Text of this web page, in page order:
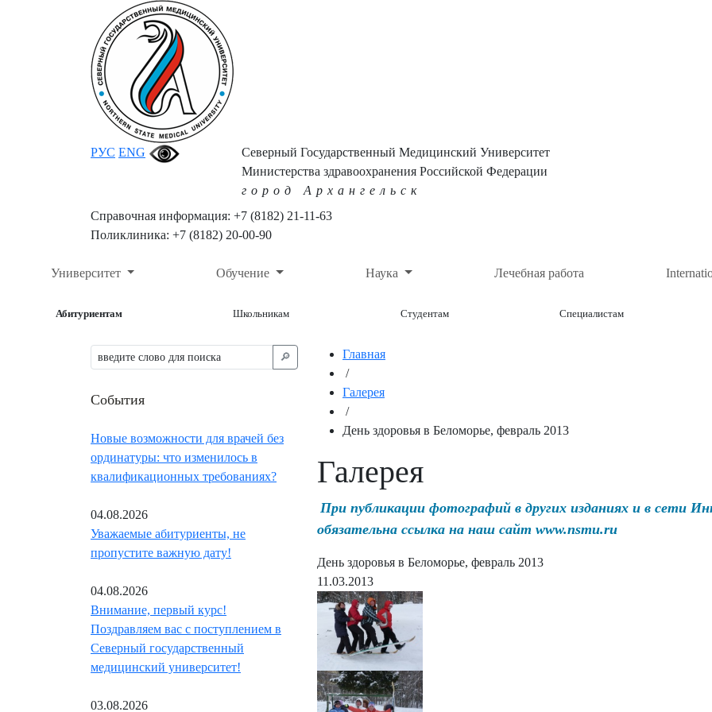
РУС ENG
Северный Государственный Медицинский Университет
Министерства здравоохранения Российской Федерации
город Архангельск
Справочная информация: +7 (8182) 21-11-63
Поликлиника: +7 (8182) 20-00-90
Университет Обучение Наука Лечебная работа
Абитуриентам Школьникам Студентам Специалистам
🔎︎
События
Новые возможности для врачей без
ординатуры: что изменилось в
квалификационных требованиях?
04.08.2026
Уважаемые абитуриенты, не
пропустите важную дату!
04.08.2026
Внимание, первый курс!
Поздравляем вас с поступлением в
Северный государственный
медицинский университет!
03.08.2026
Главная
/
Галерея
/
День здоровья в Беломорье, февраль 2013
Галерея
При публикации фотографий в других изданиях и в сети
обязательна ссылка на наш сайт www.nsmu.ru
День здоровья в Беломорье, февраль 2013
11.03.2013